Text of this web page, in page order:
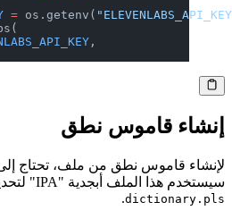
= os.getenv(
إنشاء قاموس نطق
لإنشاء قاموس نطق من ملف، تحتاج
سيستخدم هذا الملف أبجدية "IPA" لتحديث النطق. احفظه باسم
dictionary.pls
.